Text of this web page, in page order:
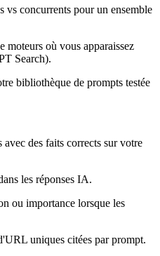
vs concurrents pour un ensemble
moteurs où vous apparaissez
Search).
bibliothèque de prompts testée
des faits corrects sur votre
les réponses IA.
ou importance lorsque les
uniques citées par prompt.